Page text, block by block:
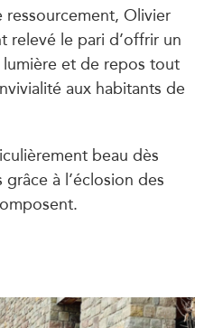
Olivier
relevé le pari d’offrir un
et de repos tout
aux habitants de
beau dès
à l’éclosion des